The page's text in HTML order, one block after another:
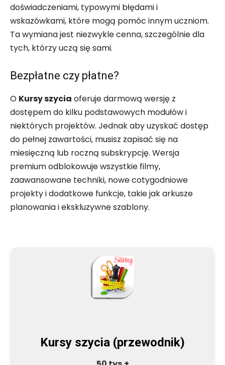
doświadczeniami, typowymi błędami i
wskazówkami, które mogą pomóc innym uczniom.
Ta wymiana jest niezwykle cenna, szczególnie dla
tych, którzy uczą się sami.
Bezpłatne czy płatne?
O Kursy szycia oferuje darmową wersję z
dostępem do kilku podstawowych modułów i
niektórych projektów. Jednak aby uzyskać dostęp
do pełnej zawartości, musisz zapisać się na
miesięczną lub roczną subskrypcję. Wersja
premium odblokowuje wszystkie filmy,
zaawansowane techniki, nowe cotygodniowe
projekty i dodatkowe funkcje, takie jak arkusze
planowania i ekskluzywne szablony.
Kursy szycia (przewodnik)